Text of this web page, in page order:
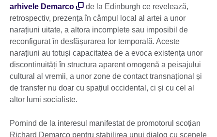
arhivele Demarco
de la Edinburgh ce revelează,
retrospectiv, prezența în câmpul local al artei a unor
narațiuni uitate, a altora incomplete sau imposibil de
reconfigurat în desfășurarea lor temporală. Aceste
narațiuni au totuși capacitatea de a evoca existența unor
discontinuități în structura aparent omogenă a peisajului
cultural al vremii, a unor zone de contact transnațional și
de transfer nu doar cu spațiul occidental, ci și cu cel al
altor lumi socialiste.
Pornind de la interesul manifestat de promotorul scoțian
Richard Demarco pentru stabilirea unui dialog cu scenele